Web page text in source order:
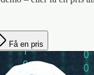
Få en pris